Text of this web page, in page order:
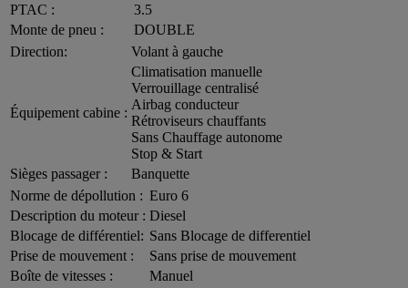
PTAC :
3.5
Monte de pneu :
DOUBLE
Direction:
Volant à gauche
Équipement cabine :
Climatisation manuelle
Verrouillage centralisé
Airbag conducteur
Rétroviseurs chauffants
Sans Chauffage autonome
Stop & Start
Sièges passager :
Banquette
Norme de dépollution : Euro 6
Description du moteur : Diesel
Blocage de différentiel: Sans Blocage de differentiel
Prise de mouvement :
Sans prise de mouvement
Boîte de vitesses :
Manuel